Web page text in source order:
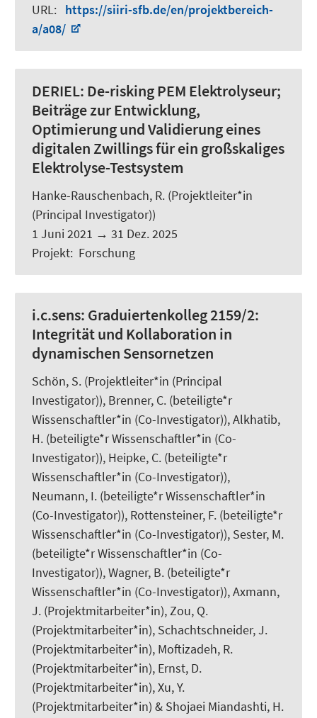
URL: https://siiri-sfb.de/en/projektbereich-
a/a08/
DERIEL: De-risking PEM Elektrolyseur;
Beiträge zur Entwicklung,
Optimierung und Validierung eines
digitalen Zwillings für ein großskaliges
Elektrolyse-Testsystem
Hanke-Rauschenbach, R. (Projektleiter*in
(Principal Investigator))
1 Juni 2021 → 31 Dez. 2025
Projekt: Forschung
i.c.sens: Graduiertenkolleg 2159/2:
Integrität und Kollaboration in
dynamischen Sensornetzen
Schön, S. (Projektleiter*in (Principal
Investigator)), Brenner, C. (beteiligte*r
Wissenschaftler*in (Co-Investigator)),Alkhatib,
H. (beteiligte*r Wissenschaftler*in (Co-
Investigator)), Heipke, C. (beteiligte*r
Wissenschaftler*in (Co-Investigator)),
Neumann, I. (beteiligte*r Wissenschaftler*in
(Co-Investigator)), Rottensteiner, F. (beteiligte*r
Wissenschaftler*in (Co-Investigator)), Sester, M.
(beteiligte*r Wissenschaftler*in (Co-
Investigator)),Wagner, B. (beteiligte*r
Wissenschaftler*in (Co-Investigator)), Axmann,
J. (Projektmitarbeiter*in), Zou, Q.
(Projektmitarbeiter*in), Schachtschneider, J.
(Projektmitarbeiter*in), Moftizadeh, R.
(Projektmitarbeiter*in), Ernst, D.
(Projektmitarbeiter*in), Xu, Y.
(Projektmitarbeiter*in) & Shojaei Miandashti, H.